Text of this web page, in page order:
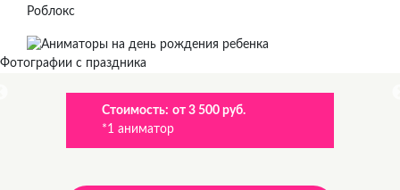
Роблокс
Фотографии с праздника
Стоимость: от 3 500 руб.
*1 аниматор